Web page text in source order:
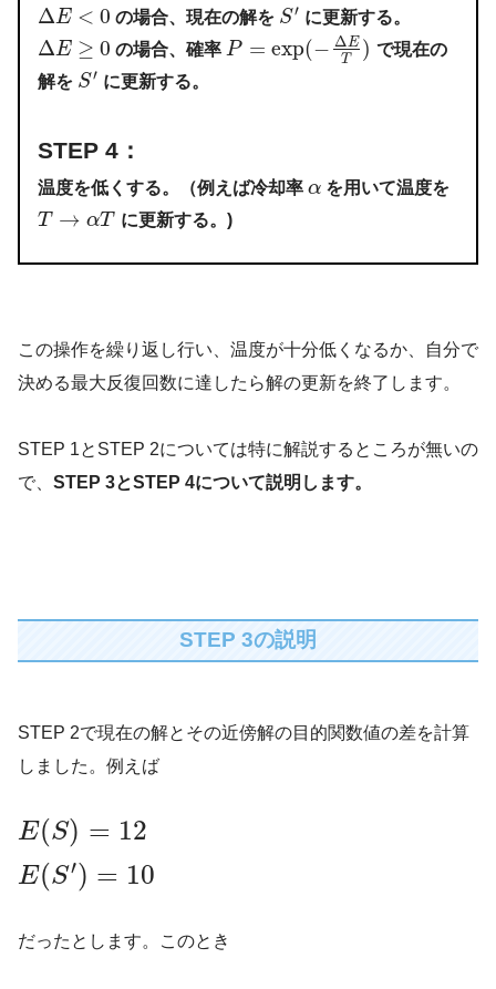
ΔE < 0 の場合、現在の解を S′ に更新する。
ΔE ≥ 0 の場合、確率 P = exp(− ΔE
T
) で現在の
解を S′ に更新する。
STEP 4：
温度を低くする。（例えば冷却率 α を用いて温度を
T → αT に更新する。)
この操作を繰り返し行い、温度が十分低くなるか、自分で
決める最大反復回数に達したら解の更新を終了します。
STEP 1とSTEP 2については特に解説するところが無いの
で、 STEP 3とSTEP 4について説明します。
STEP 3の説明
STEP 2で現在の解とその近傍解の目的関数値の差を計算
しました。例えば
E(S) = 12
E(S′) = 10
だったとします。このとき